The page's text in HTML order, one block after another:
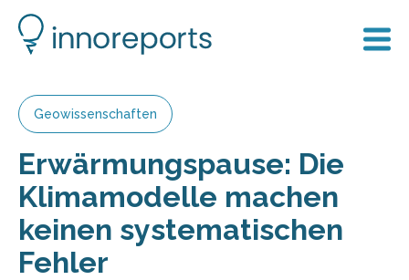
Geowissenschaften
Erwärmungspause: Die
Klimamodelle machen
keinen systematischen
Fehler